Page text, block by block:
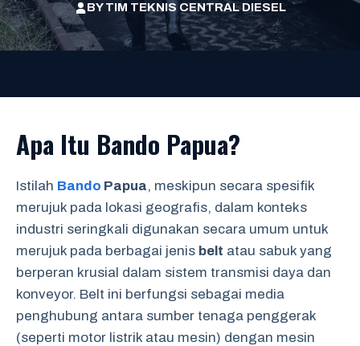
BYTIM TEKNIS CENTRAL DIESEL
Apa Itu Bando Papua?
Istilah Bando Papua, meskipun secara spesifik
merujuk pada lokasi geografis, dalam konteks
industri seringkali digunakan secara umum untuk
merujuk pada berbagai jenis belt atau sabuk yang
berperan krusial dalam sistem transmisi daya dan
konveyor. Belt ini berfungsi sebagai media
penghubung antara sumber tenaga penggerak
(seperti motor listrik atau mesin) dengan mesin